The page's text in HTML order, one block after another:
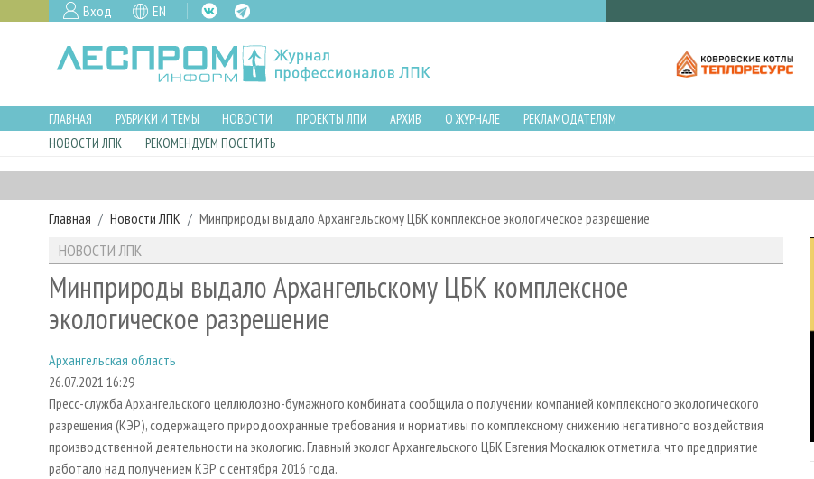
Вход EN
ГЛАВНАЯ РУБРИКИ И ТЕМЫ НОВОСТИ ПРОЕКТЫ ЛПИ АРХИВ О ЖУРНАЛЕ
РЕКЛАМОДАТЕЛЯМ
НОВОСТИ ЛПК
РЕКОМЕНДУЕМ ПОСЕТИТЬ
Главная Новости ЛПК Минприроды выдало Архангельскому ЦБК комплексное экологическое разрешение
НОВОСТИ ЛПК
Минприроды выдало Архангельскому ЦБК комплексное
экологическое разрешение
Архангельская область
26.07.2021 16:29
Пресс-служба Архангельского целлюлозно-бумажного комбината сообщила о получении компанией комплексного экологического
разрешения (КЭР), содержащего природоохранные требования и нормативы по комплексному снижению негативного воздействия
производственной деятельности на экологию. Главный эколог Архангельского ЦБК Евгения Москалюк отметила, что предприятие
работало над получением КЭР с сентября 2016 года.